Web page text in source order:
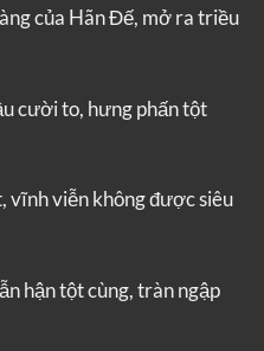
của Hãn Đế, mở ra triều
cười to, hưng phấn tột
vĩnh viễn không được siêu
hận tột cùng, tràn ngập